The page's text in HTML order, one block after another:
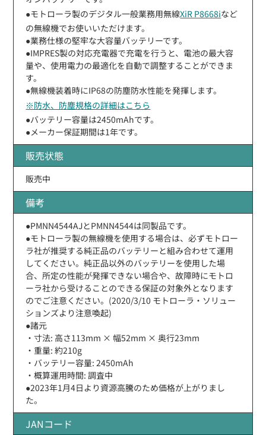
●モトローラ製のデジタル一般業務用無線XiR P8668iなど
の無線機でお使いいただけます。
●業務仕様の堅牢な大容量バッテリーです。
●IMPRES製の対応充電器で充電を行うと、電池の最大容
量や、使用電力の最適化を自動で調整することができま
す。
●無線機装着時にIP68の防塵防水性能を発揮します。
※防水、防塵規格の詳細はこちら
●バッテリー容量は2450mAhです。
●メーカー保証期間は1年です。
販売状態
販売中
備考
●PMNN4544AJとPMNN4544は同製品です。
●モトローラ製の無線機を使用する場合は、必ずモトロー
ラ社が推奨する純正品のバッテリーと組み合わせて運用
してください。純正品以外のバッテリーを使用した場
合、所定の性能が発揮できない場合や、故障時にモトロ
ーラ社から受けることのできる保証の対象外となります
のでご注意ください。(2020/3/10 モトローラ・ソリュー
ションズより注意喚起)
●諸元
・寸法: 高さ113mm × 幅52mm × 奥行23mm
・重量: 約210g
・バッテリー容量: 2450mAh
・概算運用時間: 調査中
●2023年1月4日より資源高騰のため価格が上がりまし
た。
JANコード